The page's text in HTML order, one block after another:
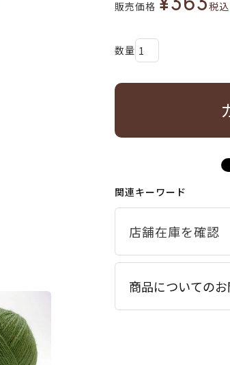
販売価格 税込
関連キーワード
商品についての